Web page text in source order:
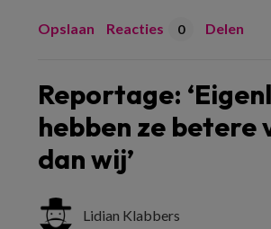
Opslaan Reacties 0 Delen
Reportage:
hebben ze betere
dan wij’
Lidian Klabbers